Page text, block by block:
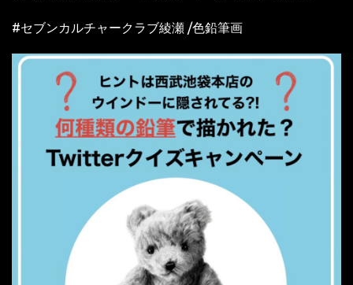
#セブンカルチャークラブ綾瀬 /色鉛筆画